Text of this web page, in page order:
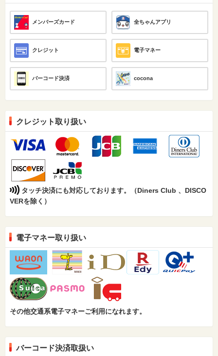
メンバーズカード 全ちゃんアプリ
クレジット 電子マネー
バーコード決済 cocona
クレジット取り扱い
タッチ決済にも対応しております。（Diners Club 、DISCO
VERを除く）
電子マネー取り扱い
その他交通系電子マネーご利用になれます。
バーコード決済取扱い